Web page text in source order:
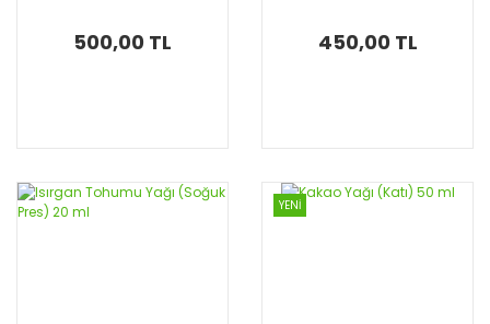
500,00 TL 450,00 TL
YENİ